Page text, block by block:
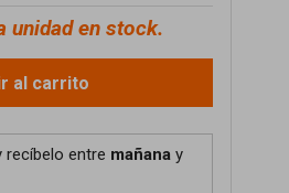
unidad en stock.
al carrito
recíbeloentre mañana y